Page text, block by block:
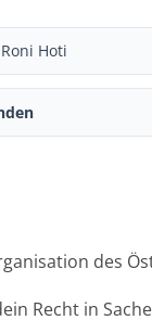
Roni Hoti
des
Recht in